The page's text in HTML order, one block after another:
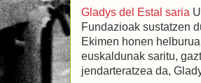
Gladys del Estal saria
Fundazioak sustatzen
Ekimen honen
euskaldunak saritu,
jendarteratzea da,